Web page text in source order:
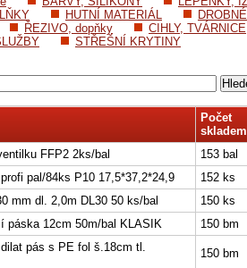
HUTNÍ MATERIÁL
ŘEZIVO, dopňky CIHLY, TVÁRNICE
STŘEŠNÍ KRYTINY
Počet
skladem
FFP2 2ks/bal 153 bal
pal/84ks P10 17,5*37,2*24,9 152 ks
mm dl. 2,0m DL30 50 ks/bal 150 ks
páska 12cm 50m/bal KLASIK 150 bm
pás s PE fol š.18cm tl.
150 bm